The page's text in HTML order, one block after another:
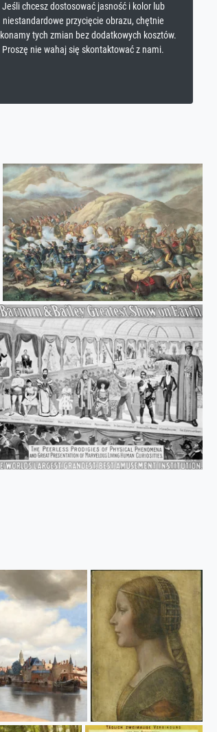
Jeśli chcesz dostosować jasność i kolor lub
niestandardowe przycięcie obrazu, chętnie
tych zmian bez dodatkowych kosztów.
Proszę nie wahaj się skontaktować z nami.